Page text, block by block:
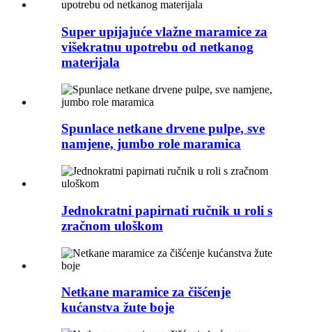
Super upijajuće vlažne maramice za
višekratnu upotrebu od netkanog
materijala
Spunlace netkane drvene pulpe, sve
namjene, jumbo role maramica
Jednokratni papirnati ručnik u roli s
zračnom uloškom
Netkane maramice za čišćenje
kućanstva žute boje